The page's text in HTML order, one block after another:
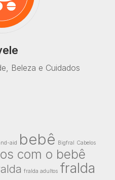
Beleza e Cuidados
aid bebê Bigfral Cabelos
com o bebê
fralda adultos fralda